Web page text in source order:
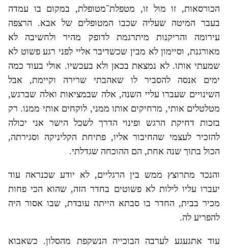
הכורסאות, זו מול זו, מטפלת־מטופלת, במקום בו עמדה
בעבר המיטה שעליה שכבו המטופלים של אבא. הרצפה
עירומה והריקנות מיתרגמת לדופק מהיר ולחשיבה לא
מאורגנת, וסיימון לא מבין שכשדיבר אליי לפני רגע פשוט לא
שמעתי אותו. לא נמצאת בכאן ולא בעכשיו. אולי בעוד כמה
ימים אנסה להסביר לו שאהבתי שרירה וקיימת, אבל
השינויים שעברו עליי השנה, אלה שבמציאות ואלה שברגש,
מטלטלים אותי, מרחיקים אותו ממני, לוקחים אותי ממנו. רק
בזכות דחיקת הרגש ופינוי הדרך לשכל הישר אני יכולה
להזכיר לעצמי שהחיבור אליו, פתיחת הקליניקה וסגירתה,
הכול בתוך שנה אחת, הם ההוכחה שגדלתי.
והנכד מתרוצץ ממש בין הרגליים, לא יודע שכנראה עוד
יעברו עליו לילות לא פשוטים בחדר הזה, שהוא הכי פחות
מכיר בבית, החדר בו סבתא הייתה עובדת, שבו אסור היה
להפריע לה.
עוד אתגעגע לערבה הבוכייה הנשקפת מהסלון. כשאבוא